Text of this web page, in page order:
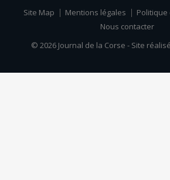
Site Map Mentions légales
Nous contacter
© 2026 Journal de la Corse - Site